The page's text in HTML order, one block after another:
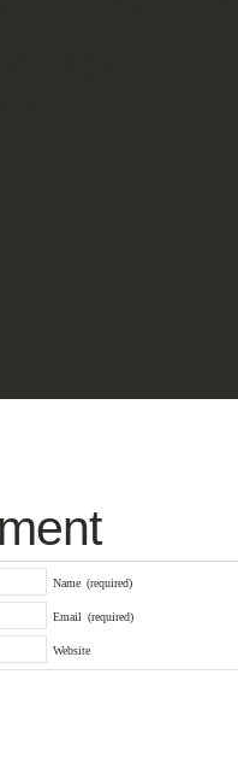
Name (required)
Email (required)
Website